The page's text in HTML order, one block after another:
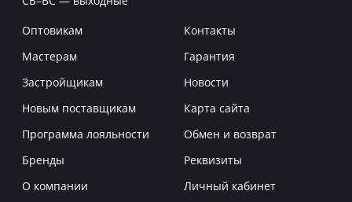
Оптовикам
Мастерам
Застройщикам
Новым поставщикам
Программа лояльности
Бренды
О компании
Контакты
Гарантия
Новости
Карта сайта
Обмен и возврат
Реквизиты
Личный кабинет